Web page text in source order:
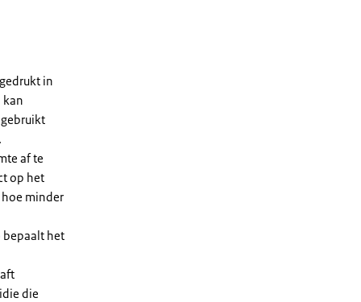
in
kan
af te
op het
hoe minder
bepaalt het
die